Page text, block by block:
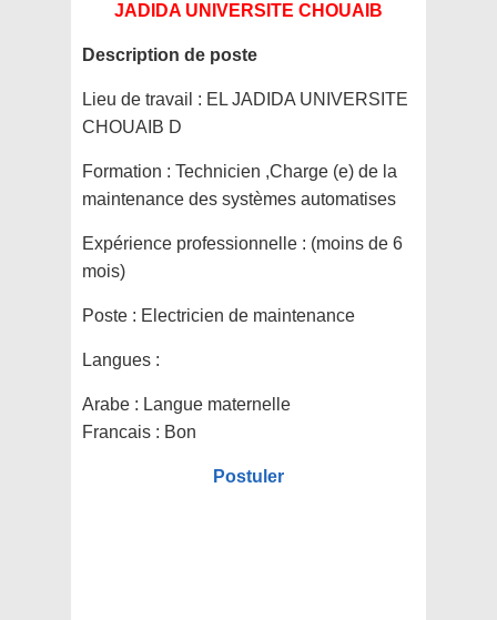
JADIDA UNIVERSITE CHOUAIB
Description de poste
Lieu de travail : EL JADIDA UNIVERSITE
CHOUAIB D
Formation : Technicien ,Charge (e) de la
maintenance des systèmes automatises
Expérience professionnelle : (moins de 6
mois)
Poste : Electricien de maintenance
Langues :
Arabe : Langue maternelle
Francais : Bon
Postuler